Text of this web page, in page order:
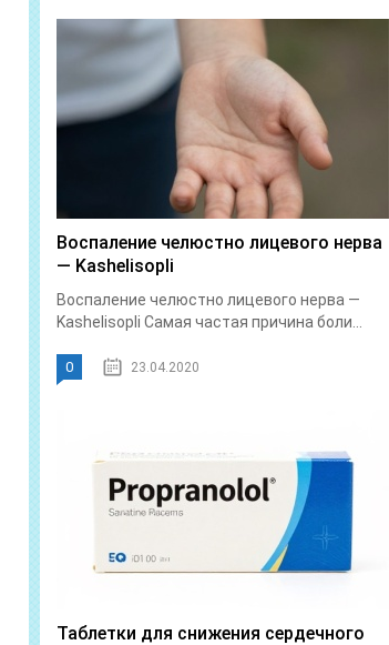
Воспаление челюстно лицевого нерва
— Kashelisopli
Воспаление челюстно лицевого нерва —
Kashelisopli Самая частая причина боли...
0 23.04.2020
Таблетки для снижения сердечного